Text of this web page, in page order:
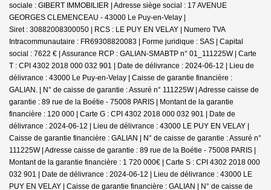
sociale : GIBERT IMMOBILIER | Adresse siège social : 17 AVENUE
GEORGES CLEMENCEAU - 43000 Le Puy-en-Velay |
Siret : 30882008300050 | RCS : LE PUY EN VELAY | Numero TVA
Intracommunautaire : FR69308820083 | Forme juridique : SAS | Capital
social : 7622 € | Assurance RCP : GALIAN-SMABTP n° 01_111225W | Carte
T : CPI 4302 2018 000 032 901 | Date de délivrance : 2024-06-12 | Lieu de
délivrance : 43000 Le Puy-en-Velay | Caisse de garantie financière :
GALIAN. | N° de caisse de garantie : Assuré n° 111225W | Adresse caisse de
garantie : 89 rue de la Boétie - 75008 PARIS | Montant de la garantie
financière : 120 000 | Carte G : CPI 4302 2018 000 032 901 | Date de
délivrance : 2024-06-12 | Lieu de délivrance : 43000 LE PUY EN VELAY |
Caisse de garantie financière : GALIAN | N° de caisse de garantie : Assuré n°
111225W | Adresse caisse de garantie : 89 rue de la Boétie - 75008 PARIS |
Montant de la garantie financière : 1 720 000€ | Carte S : CPI 4302 2018 000
032 901 | Date de délivrance : 2024-06-12 | Lieu de délivrance : 43000 LE
PUY EN VELAY | Caisse de garantie financière : GALIAN | N° de caisse de